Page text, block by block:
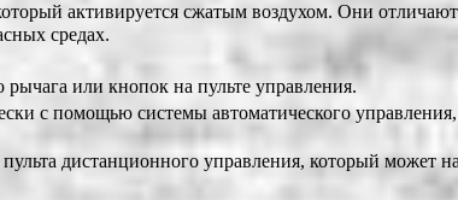
активируется сжатым воздухом. Они
средах.
или кнопок на пульте управления.
с помощью системы автоматического
дистанционного управления, который может